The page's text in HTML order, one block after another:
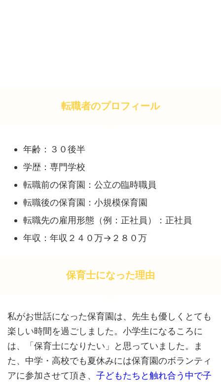
転職者のプロフィール
年齢：３０後半
学歴：専門学校
転職前の保育園：公立の臨時職員
転職後の保育園：小規模保育園
転職先の雇用形態（例：正社員）：正社員
年収：年収２４０万→２８０万
保育士になった理由
私がお世話になった保育園は、先生も優しくとても
楽しい時間を過ごしました。小学生になるころに
は、「保育士になりたい」と思っていました。ま
た、中学・高校でも夏休みには保育園のボランティ
アに参加させて頂き、 子どもたちと触れ合う中で子